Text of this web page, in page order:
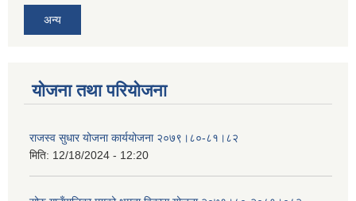
अन्य
योजना तथा परियोजना
राजस्व सुधार योजना कार्ययोजना २०७९।८०-८१।८२
मिति: 12/18/2024 - 12:20